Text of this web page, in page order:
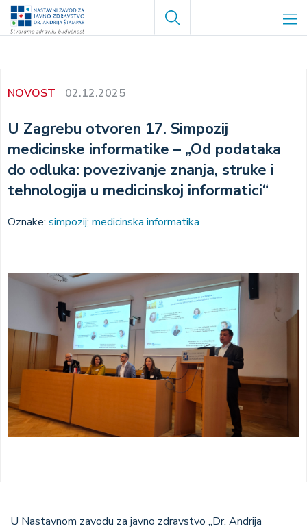
Skoči
Search
NOVOST 02.12.2025
U Zagrebu otvoren 17. Simpozij
medicinske informatike – „Od podataka
do odluka: povezivanje znanja, struke i
tehnologija u medicinskoj informatici“
Oznake: simpozij; medicinska informatika
U Nastavnom zavodu za javno zdravstvo „Dr. Andrija